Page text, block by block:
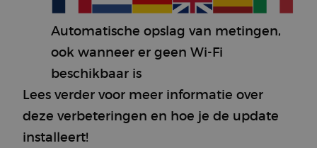
Automatische opslag van metingen,
ook wanneer er geen Wi-Fi
beschikbaar is
Lees verder voor meer informatie over
deze verbeteringen en hoe je de update
installeert!